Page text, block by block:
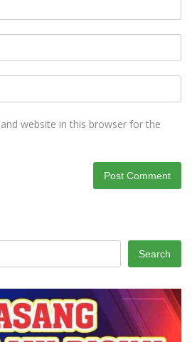
website in this browser for the
Search